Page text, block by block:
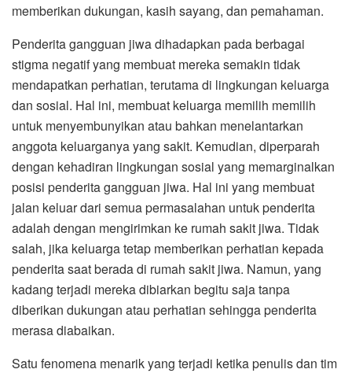
memberikan dukungan, kasih sayang, dan pemahaman.
Penderita gangguan jiwa dihadapkan pada berbagai
stigma negatif yang membuat mereka semakin tidak
mendapatkan perhatian, terutama di lingkungan keluarga
dan sosial. Hal ini, membuat keluarga memilih memilih
untuk menyembunyikan atau bahkan menelantarkan
anggota keluarganya yang sakit. Kemudian, diperparah
dengan kehadiran lingkungan sosial yang memarginalkan
posisi penderita gangguan jiwa. Hal ini yang membuat
jalan keluar dari semua permasalahan untuk penderita
adalah dengan mengirimkan ke rumah sakit jiwa. Tidak
salah, jika keluarga tetap memberikan perhatian kepada
penderita saat berada di rumah sakit jiwa. Namun, yang
kadang terjadi mereka dibiarkan begitu saja tanpa
diberikan dukungan atau perhatian sehingga penderita
merasa diabaikan.
Satu fenomena menarik yang terjadi ketika penulis dan tim